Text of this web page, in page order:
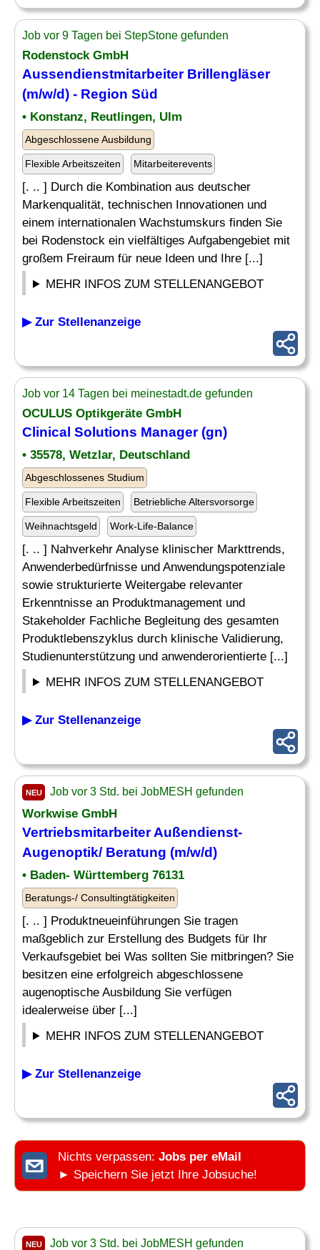
Job vor 9 Tagen bei StepStone gefunden
Rodenstock GmbH
Aussendienstmitarbeiter Brillengläser
(m/w/d) - Region Süd
• Konstanz, Reutlingen, Ulm
Abgeschlossene Ausbildung
Flexible Arbeitszeiten Mitarbeiterevents
[. .. ] Durch die Kombination aus deutscher
Markenqualität, technischen Innovationen und
einem internationalen Wachstumskurs finden Sie
bei Rodenstock ein vielfältiges Aufgabengebiet mit
großem Freiraum für neue Ideen und Ihre [...]
MEHR INFOS ZUM STELLENANGEBOT
▶ Zur Stellenanzeige
Job vor 14 Tagen bei meinestadt.de gefunden
OCULUS Optikgeräte GmbH
Clinical Solutions Manager (gn)
• 35578, Wetzlar, Deutschland
Abgeschlossenes Studium
Flexible Arbeitszeiten Betriebliche Altersvorsorge
Weihnachtsgeld Work-Life-Balance
[. .. ] Nahverkehr Analyse klinischer Markttrends,
Anwenderbedürfnisse und Anwendungspotenziale
sowie strukturierte Weitergabe relevanter
Erkenntnisse an Produktmanagement und
Stakeholder Fachliche Begleitung des gesamten
Produktlebenszyklus durch klinische Validierung,
Studienunterstützung und anwenderorientierte [...]
MEHR INFOS ZUM STELLENANGEBOT
▶ Zur Stellenanzeige
NEU Job vor 3 Std. bei JobMESH gefunden
Workwise GmbH
Vertriebsmitarbeiter Außendienst-
Augenoptik/ Beratung (m/w/d)
• Baden- Württemberg 76131
Beratungs-/ Consultingtätigkeiten
[. .. ] Produktneueinführungen Sie tragen
maßgeblich zur Erstellung des Budgets für Ihr
Verkaufsgebiet bei Was sollten Sie mitbringen? Sie
besitzen eine erfolgreich abgeschlossene
augenoptische Ausbildung Sie verfügen
idealerweise über [...]
MEHR INFOS ZUM STELLENANGEBOT
▶ Zur Stellenanzeige
Nichts verpassen: Jobs per eMail
► Speichern Sie jetzt Ihre Jobsuche!
NEU Job vor 3 Std. bei JobMESH gefunden